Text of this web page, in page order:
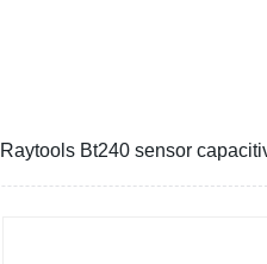
Raytools Bt240 sensor